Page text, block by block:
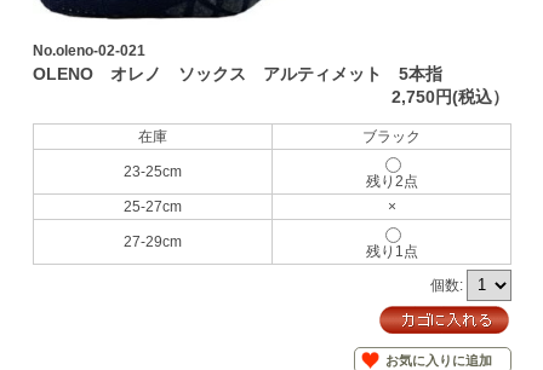
No.oleno-02-021
OLENO オレノ ソックス アルティメット 5本指
2,750円(税込）
在庫 ブラック
23-25cm
残り2点
25-27cm
×
27-29cm
残り1点
個数:
お気に入りに追加